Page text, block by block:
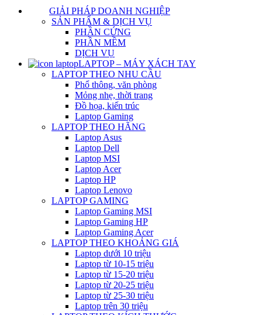
GIẢI PHÁP DOANH NGHIỆP
SẢN PHẨM & DỊCH VỤ
PHẦN CỨNG
PHẦN MỀM
DỊCH VỤ
LAPTOP – MÁY XÁCH TAY
LAPTOP THEO NHU CẦU
Phổ thông, văn phòng
Mỏng nhẹ, thời trang
Đồ họa, kiến trúc
Laptop Gaming
LAPTOP THEO HÃNG
Laptop Asus
Laptop Dell
Laptop MSI
Laptop Acer
Laptop HP
Laptop Lenovo
LAPTOP GAMING
Laptop Gaming MSI
Laptop Gaming HP
Laptop Gaming Acer
LAPTOP THEO KHOẢNG GIÁ
Laptop dưới 10 triệu
Laptop từ 10-15 triệu
Laptop từ 15-20 triệu
Laptop từ 20-25 triệu
Laptop từ 25-30 triệu
Laptop trên 30 triệu